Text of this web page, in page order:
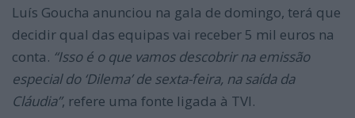
Luís Goucha anunciou na gala de domingo, terá que
decidir qual das equipas vai receber 5 mil euros na
conta. “Isso é o que vamos descobrir na emissão
especial do ‘Dilema’ de sexta-feira, na saída da
Cláudia”, refere uma fonte ligada à TVI.